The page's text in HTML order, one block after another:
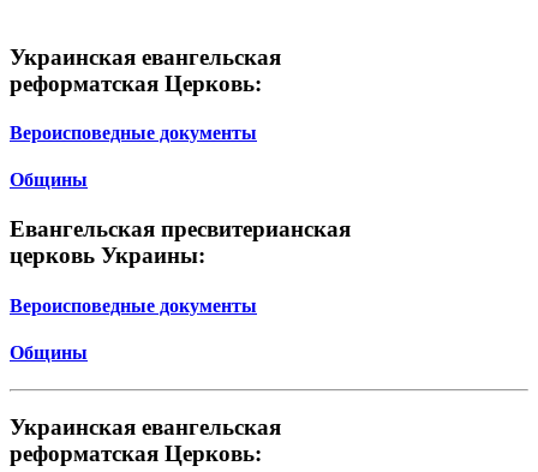
Украинская евангельская
реформатская Церковь:
Вероисповедные документы
Общины
Евангельская пресвитерианская
церковь Украины:
Вероисповедные документы
Общины
Украинская евангельская
реформатская Церковь: